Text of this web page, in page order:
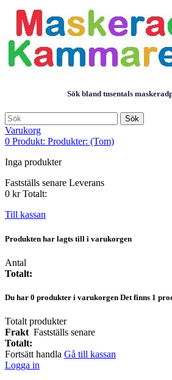
Sök bland tusentals
Sök
Varukorg
0 Produkt: Produkter: (Tom)
Inga produkter
Fastställs senare Leverans
0 kr Totalt:
Till kassan
Produkten har lagts till i varukorgen
Antal
Totalt:
Du har 0 produkter i varukorgen Det finns 1
Totalt produkter
Frakt Fastställs senare
Totalt:
Fortsätt handla Gå till kassan
Logga in